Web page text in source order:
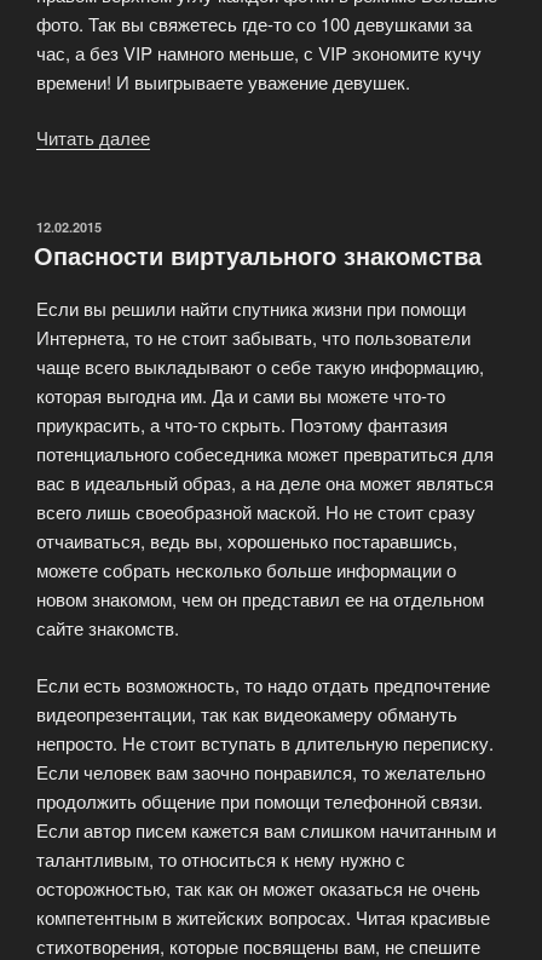
фото. Так вы свяжетесь где-то со 100 девушками за
час, а без VIP намного меньше, с VIP экономите кучу
времени! И выигрываете уважение девушек.
Читать далее
своей
ОПУБЛИКОВАНО
12.02.2015
Опасности виртуального знакомства
Если вы решили найти спутника жизни при помощи
Интернета, то не стоит забывать, что пользователи
чаще всего выкладывают о себе такую информацию,
которая выгодна им. Да и сами вы можете что-то
приукрасить, а что-то скрыть. Поэтому фантазия
потенциального собеседника может превратиться для
вас в идеальный образ, а на деле она может являться
всего лишь своеобразной маской. Но не стоит сразу
отчаиваться, ведь вы, хорошенько постаравшись,
можете собрать несколько больше информации о
новом знакомом, чем он представил ее на отдельном
сайте знакомств.
Если есть возможность, то надо отдать предпочтение
видеопрезентации, так как видеокамеру обмануть
непросто. Не стоит вступать в длительную переписку.
Если человек вам заочно понравился, то желательно
продолжить общение при помощи телефонной связи.
Если автор писем кажется вам слишком начитанным и
талантливым, то относиться к нему нужно с
осторожностью, так как он может оказаться не очень
компетентным в житейских вопросах. Читая красивые
стихотворения, которые посвящены вам, не спешите